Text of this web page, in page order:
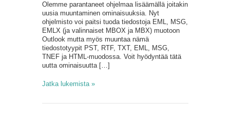
Olemme parantaneet ohjelmaa lisäämällä joitakin
uusia muuntaminen ominaisuuksia. Nyt
ohjelmisto voi paitsi tuoda tiedostoja EML, MSG,
EMLX (ja valinnaiset MBOX ja MBX) muotoon
Outlook mutta myös muuntaa nämä
tiedostotyypit PST, RTF, TXT, EML, MSG,
TNEF ja HTML-muodossa. Voit hyödyntää tätä
uutta ominaisuutta […]
Jatka lukemista »